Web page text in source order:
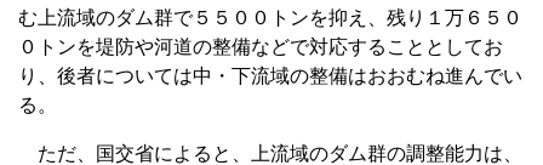
む上流域のダム群で５５００トンを抑え、残り１万６５０
０トンを堤防や河道の整備などで対応することとしてお
り、後者については中・下流域の整備はおおむね進んでい
る。
ただ、国交省によると、上流域のダム群の調整能力は、